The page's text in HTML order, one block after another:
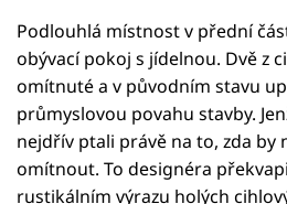
Podlouhlá místnost v přední
obývací pokoj s jídelnou. Dvě z
omítnuté a v původním stavu
průmyslovou povahu stavby.
nejdřív ptali právě na to, zda by
omítnout. To designéra
rustikálním výrazu holých